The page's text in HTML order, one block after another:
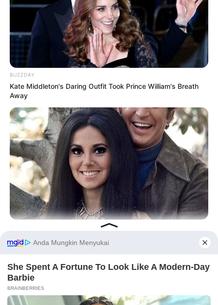
Tampil Lebih Modern, 7 Potret
Hasil Renovasi Rumah Berusia
90 Tahun
PRIVACY POLICY DISCLAIMER HUBUNGI KAMI IKLAN
BUZZDAY
Kate Middleton's Daring Outfit Took Prince William's Breath
Away
Marlo Thomas Is 86 Now - Here's What She Looks Like
Today
Before You Go